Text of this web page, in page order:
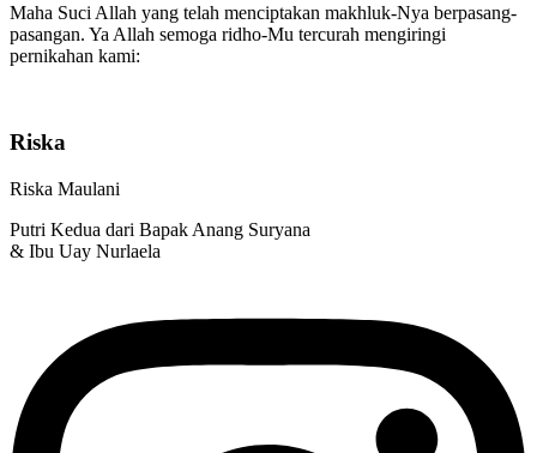
Maha Suci Allah yang telah menciptakan makhluk-Nya berpasang-
pasangan. Ya Allah semoga ridho-Mu tercurah mengiringi
pernikahan kami:
Riska
Riska Maulani
Putri Kedua dari Bapak Anang Suryana
& Ibu Uay Nurlaela